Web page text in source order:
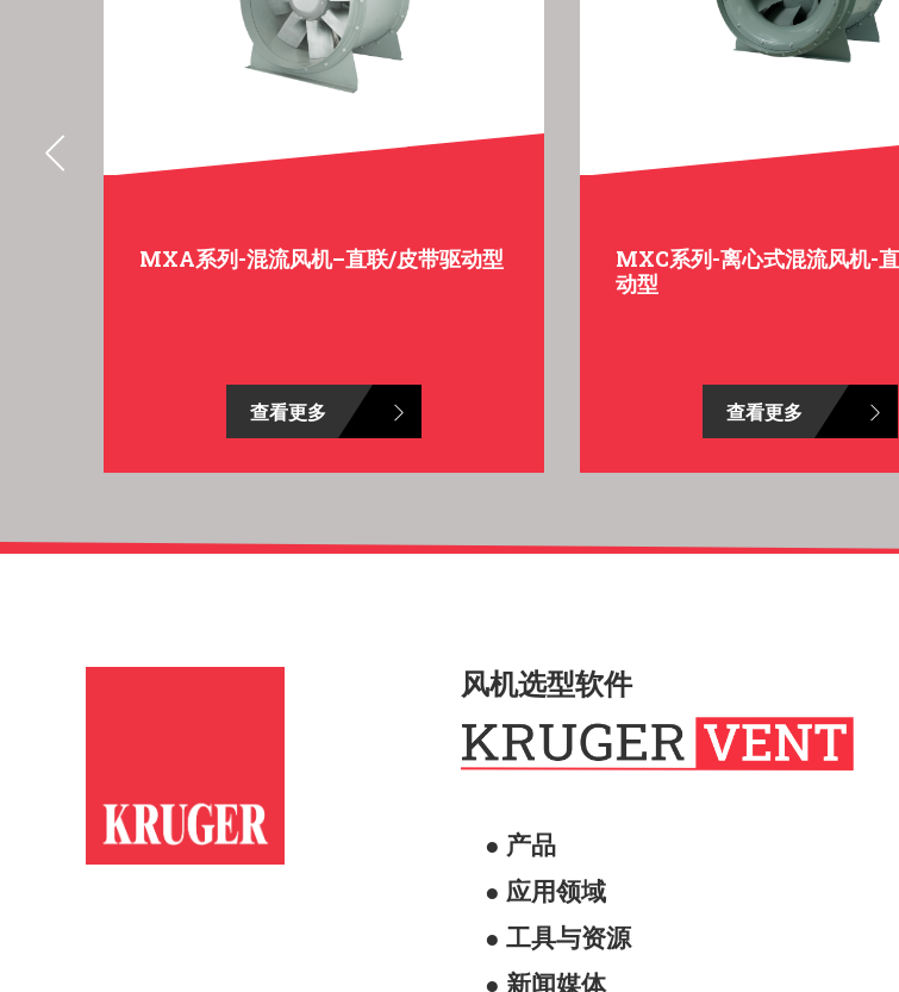
MXA系列-混流风机–直联/皮带驱动型
查看更多
MXC系列-离心式混流风机-
动型
查看更多
风机选型软件
● 产品
● 应用领域
● 工具与资源
● 新闻媒体